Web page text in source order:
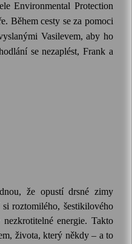
Environmental Protection
Během cesty se za pomoci
Vasilevem, aby ho
se nezaplést, Frank a
že opustí drsné zimy
roztomilého, šestikilového
energie. Takto
života, který někdy – a to